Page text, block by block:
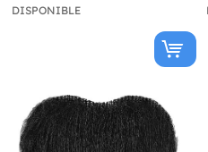
DISPONIBLE